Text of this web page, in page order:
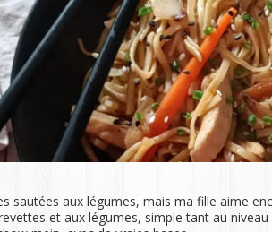
sautées aux légumes, mais ma fille aime
et aux légumes, simple tant au